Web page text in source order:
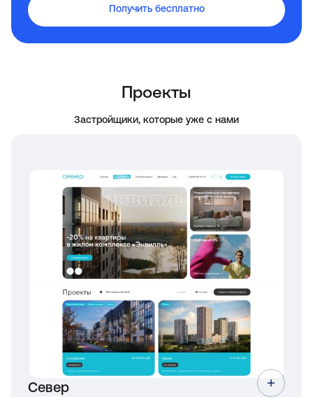
Получить бесплатно
Проекты
Застройщики, которые уже с нами
Север